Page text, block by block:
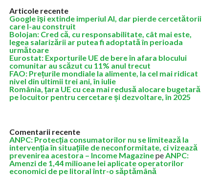
Articole recente
Google îşi extinde imperiul AI, dar pierde cercetătorii
care l-au construit
Bolojan: Cred că, cu responsabilitate, cât mai este,
legea salarizării ar putea fi adoptată în perioada
următoare
Eurostat: Exporturile UE de bere în afara blocului
comunitar au scăzut cu 11% anul trecut
FAO: Prețurile mondiale la alimente, la cel mai ridicat
nivel din ultimii trei ani, în iulie
România, țara UE cu cea mai redusă alocare bugetară
pe locuitor pentru cercetare și dezvoltare, în 2025
Comentarii recente
ANPC: Protecția consumatorilor nu se limitează la
intervenția în situațiile de neconformitate, ci vizează
prevenirea acestora – Income MagazinepeANPC:
Amenzi de 1,44 milioane lei aplicate operatorilor
economici de pe litoral într-o săptămână